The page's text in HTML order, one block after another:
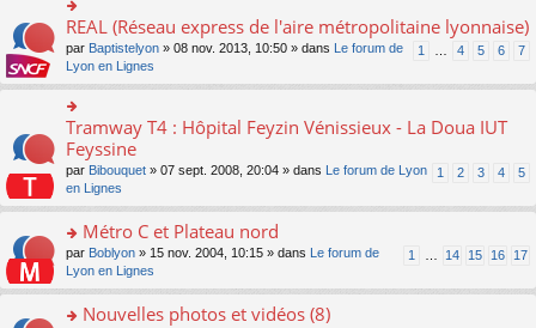
nt
s
ré
c
nt
n
lu
pl
ré
e
nt
e
n
o
n
lu
le
pl
u
s
ré
c
e
nt
e
s
s
a
e
o
n
lu
le
pl
s
ré
c
e
nt
ult
er
le
m
e
s
a
e
n
lu
le
pl
s
o
n
s
le
m
e
s
s
a
e
n
o
n
lu
REAL (Réseau express de l'aire métropolitaine lyonnaise)
1 4 5 6 7
par Baptistelyon » 08 nov. 2013, 10:50 » dans
Le forum de
Lyon en Lignes
o
n
ult
le
m
e
s
s
g
Tramway T4 : Hôpital Feyzin Vénissieux - La Doua IUT
Feyssine
1 2 3 4 5
par Bibouquet » 07 sept. 2008, 20:04 » dans
Le forum de Lyon
en Lignes
o
s
er
Métro C et Plateau nord
1 14 15 16 17
par Boblyon » 15 nov. 2004, 10:15 » dans
Le forum de
Lyon en Lignes
Nouvelles photos et vidéos (8)